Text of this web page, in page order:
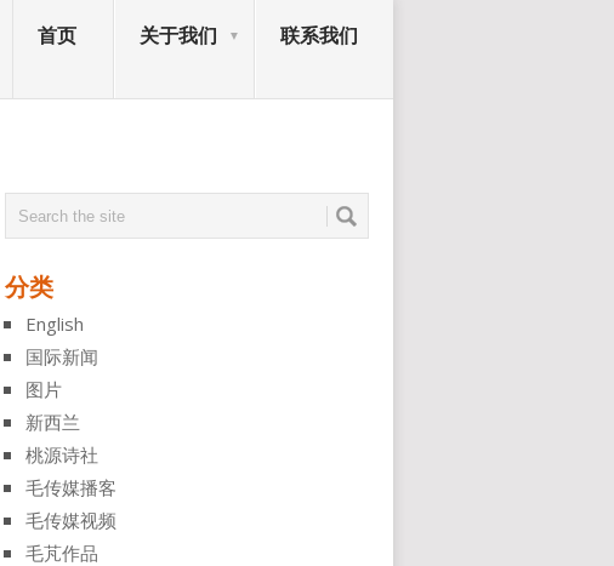
首页 关于我们 联系我们
分类
English
国际新闻
图片
新西兰
桃源诗社
毛传媒播客
毛传媒视频
毛芃作品